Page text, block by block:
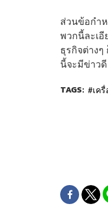
ส่วนข้อกำ
พวกนี้ละเ
ธุรกิจต่าง
นี้จะมีข่าวดี
TAGS: เค